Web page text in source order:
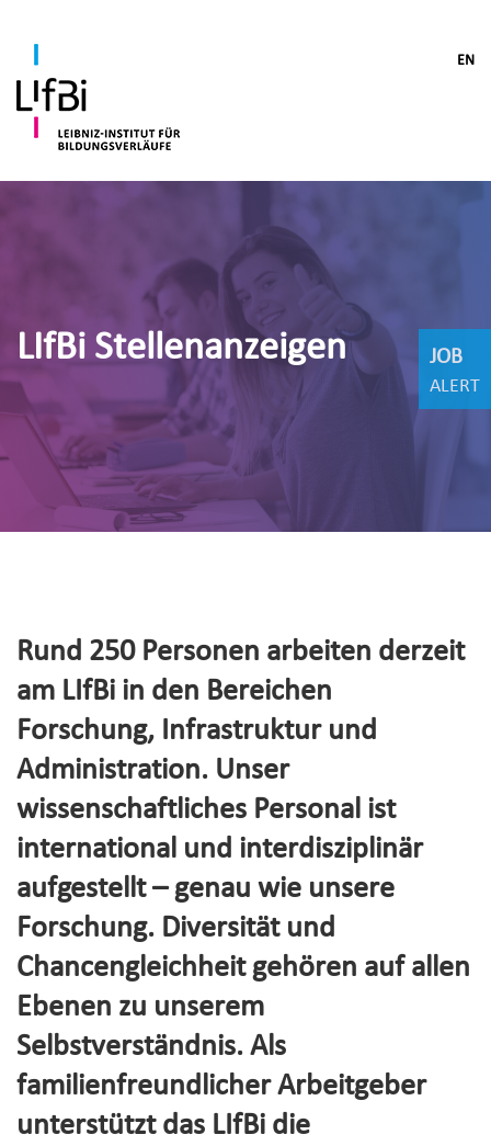
EN
LIfBi Stellenanzeigen
Rund 250 Personen arbeiten derzeit
am LIfBi in den Bereichen
Forschung, Infrastruktur und
Administration. Unser
wissenschaftliches Personal ist
international und interdisziplinär
aufgestellt – genau wie unsere
Forschung. Diversität und
Chancengleichheit gehören auf allen
Ebenen zu unserem
Selbstverständnis. Als
familienfreundlicher Arbeitgeber
unterstützt das LIfBi die
JOB
ALERT